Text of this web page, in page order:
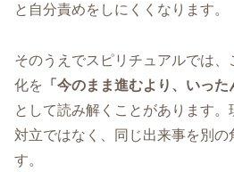
と自分責めをしにくくなります。
そのうえでスピリチュアルでは
化を
「今のまま進むより、いった
として読み解くことがあります
対立ではなく、同じ出来事を別
す。